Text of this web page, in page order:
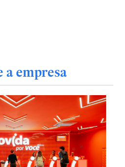
a empresa